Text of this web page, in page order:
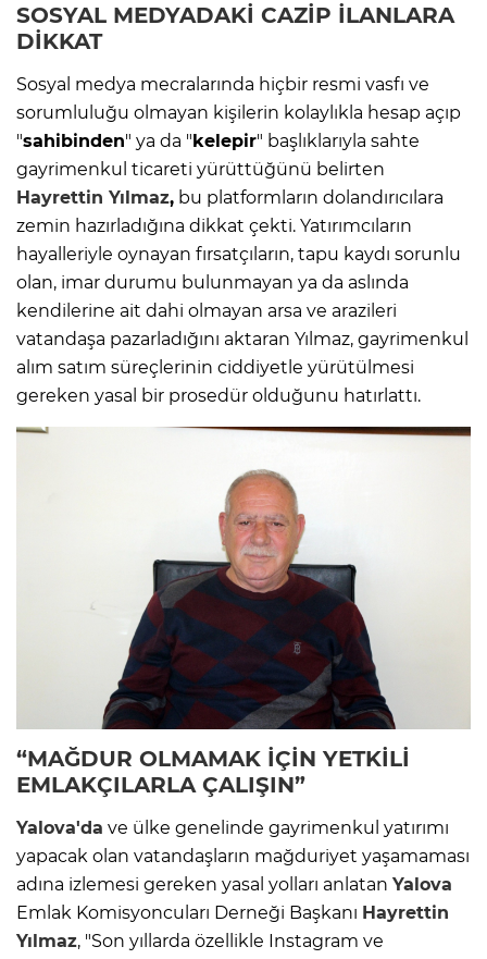
SOSYAL MEDYADAKİ CAZİP İLANLARA
DİKKAT
Sosyal medya mecralarında hiçbir resmi vasfı ve
sorumluluğu olmayan kişilerin kolaylıkla hesap açıp
"sahibinden" ya da "kelepir" başlıklarıyla sahte
gayrimenkul ticareti yürüttüğünü belirten
Hayrettin Yılmaz, bu platformların dolandırıcılara
zemin hazırladığına dikkat çekti. Yatırımcıların
hayalleriyle oynayan fırsatçıların, tapu kaydı sorunlu
olan, imar durumu bulunmayan ya da aslında
kendilerine ait dahi olmayan arsa ve arazileri
vatandaşa pazarladığını aktaran Yılmaz, gayrimenkul
alım satım süreçlerinin ciddiyetle yürütülmesi
gereken yasal bir prosedür olduğunu hatırlattı.
“MAĞDUR OLMAMAK İÇİN YETKİLİ
EMLAKÇILARLA ÇALIŞIN”
Yalova'da ve ülke genelinde gayrimenkul yatırımı
yapacak olan vatandaşların mağduriyet yaşamaması
adına izlemesi gereken yasal yolları anlatan Yalova
Emlak Komisyoncuları Derneği Başkanı Hayrettin
Yılmaz, "Son yıllarda özellikle Instagram ve